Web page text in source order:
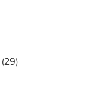
(29)